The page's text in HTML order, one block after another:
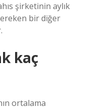
şirketinin aylık
bir diğer
kaç
ortalama